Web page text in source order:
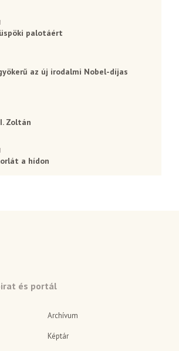
palotáért
az új irodalmi Nobel-díjas
Zoltán
a hídon
és portál
Archívum
Képtár